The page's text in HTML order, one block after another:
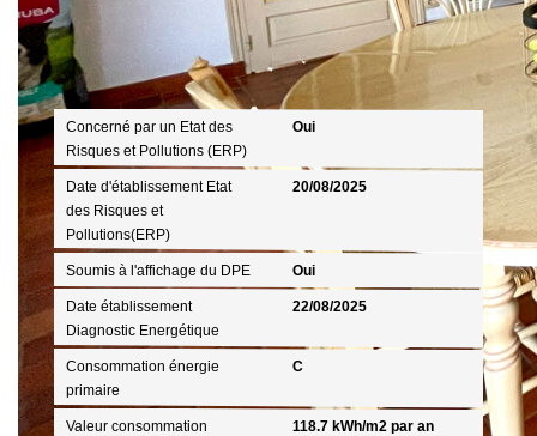
Diagnostics
Concerné par un Etat des
Risques et Pollutions (ERP)
Oui
Date d'établissement Etat
des Risques et
Pollutions(ERP)
20/08/2025
Soumis à l'affichage du DPE Oui
Date établissement
Diagnostic Energétique
22/08/2025
Consommation énergie
primaire
C
Valeur consommation
118.7 kWh/m2 par an